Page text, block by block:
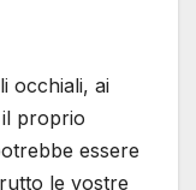
occhiali, ai
proprio
essere
le vostre